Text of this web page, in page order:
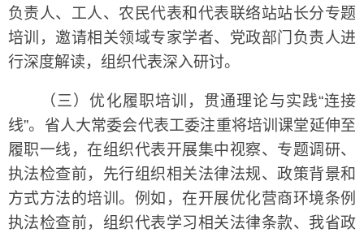
负责人、工人、农民代表和代表联络站站长分专题
培训，邀请相关领域专家学者、党政部门负责人进
行深度解读，组织代表深入研讨。
（三）优化履职培训，贯通理论与实践“连接
线”。省人大常委会代表工委注重将培训课堂延伸至
履职一线，在组织代表开展集中视察、专题调研、
执法检查前，先行组织相关法律法规、政策背景和
方式方法的培训。例如，在开展优化营商环境条例
执法检查前，组织代表学习相关法律条款、我省政